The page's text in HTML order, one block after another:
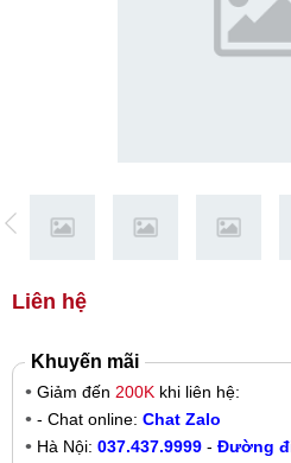
Liên hệ
Khuyến mãi
Giảm đến 200K khi liên hệ:
- Chat online: Chat Zalo
Hà Nội: 037.437.9999 - Đường